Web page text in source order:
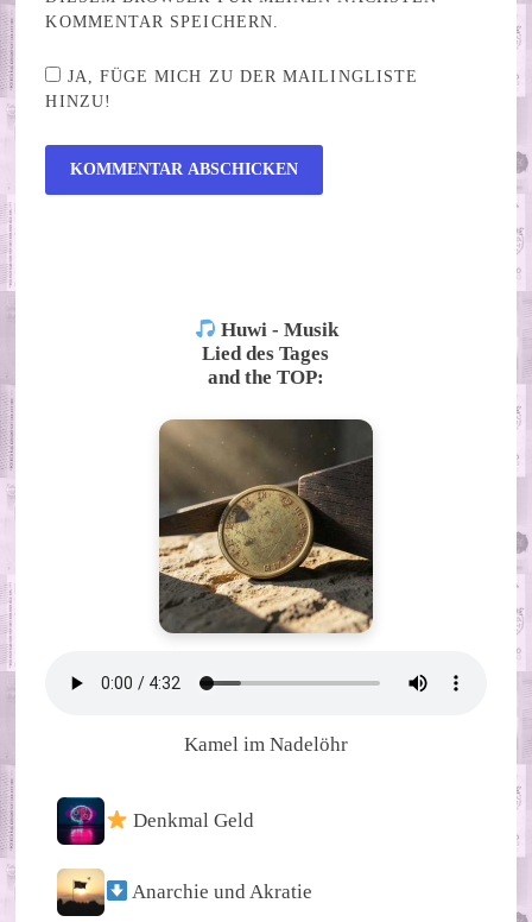
KOMMENTAR SPEICHERN.
JA, FÜGE MICH ZU DER MAILINGLISTE
HINZU!
Huwi - Musik
Lied des Tages
and the TOP:
Kamel im Nadelöhr
Denkmal Geld
Anarchie und Akratie